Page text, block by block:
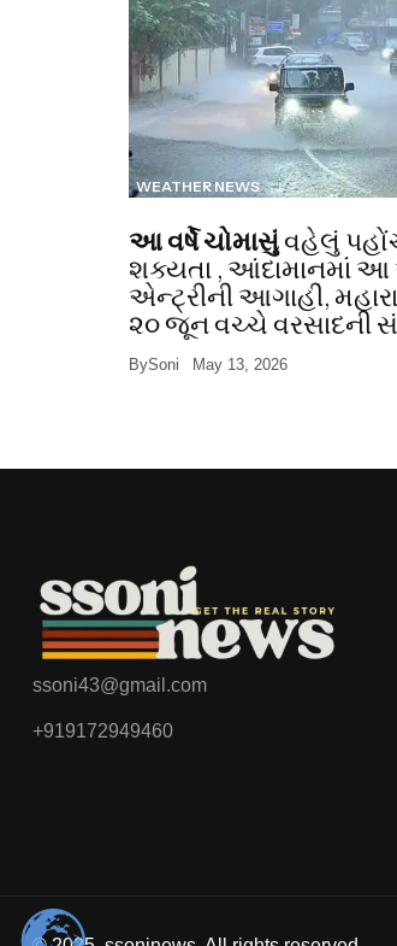
WEATHER NEWS
આ વર્ષે ચોમાસુંવહેલું
શક્યતા , આંદામાનમાં આ
એન્ટ્રીની આગાહી,
૨૦ જૂન વચ્ચે વરસાદની
BySoni May 13, 2026
ssoni43@gmail.com
+919172949460